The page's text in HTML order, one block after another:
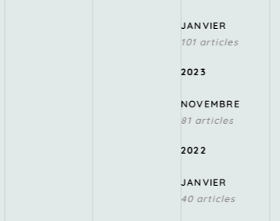
JANVIER
101 articles
2023
NOVEMBRE
81 articles
2022
JANVIER
40 articles